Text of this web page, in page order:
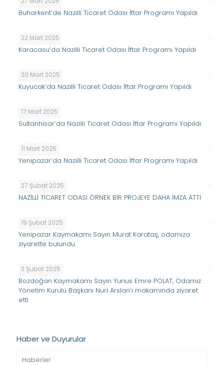
Buharkent’de Nazilli Ticaret Odası İftar Programı Yapıldı
22 Mart 2025
Karacasu’da Nazilli Ticaret Odası İftar Programı Yapıldı
20 Mart 2025
Kuyucak’da Nazilli Ticaret Odası İftar Programı Yapıldı
17 Mart 2025
Sultanhisar’da Nazilli Ticaret Odası İftar Programı Yapıldı
11 Mart 2025
Yenipazar’da Nazilli Ticaret Odası İftar Programı Yapıldı
27 Şubat 2025
NAZİLLİ TİCARET ODASI ÖRNEK BİR PROJEYE DAHA İMZA ATTI
19 Şubat 2025
Yenipazar Kaymakamı Sayın Murat Karataş, odamıza
ziyarette bulundu.
3 Şubat 2025
Bozdoğan Kaymakamı Sayın Yunus Emre POLAT, Odamız
Yönetim Kurulu Başkanı Nuri Arslan’ı makamında ziyaret
etti
Haber ve Duyurular
Haberler